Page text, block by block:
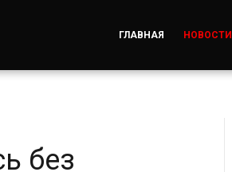
ГЛАВНАЯ НОВОСТИ
без